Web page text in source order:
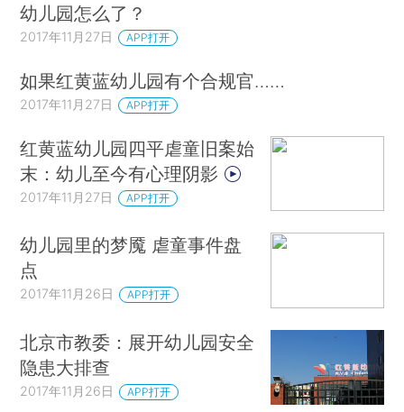
幼儿园怎么了？
2017年11月27日 APP打开
如果红黄蓝幼儿园有个合规官……
2017年11月27日 APP打开
红黄蓝幼儿园四平虐童旧案始
末：幼儿至今有心理阴影
2017年11月27日 APP打开
幼儿园里的梦魇 虐童事件盘
点
2017年11月26日 APP打开
北京市教委：展开幼儿园安全
隐患大排查
2017年11月26日 APP打开